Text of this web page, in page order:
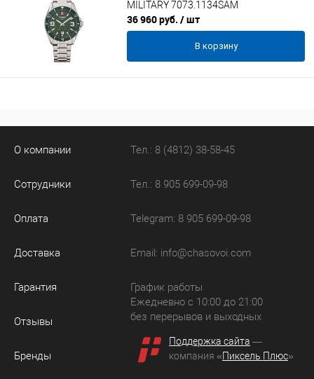
MILITARY 7073.1134SAM
36 960 руб. / шт
В корзину
О компании
Сотрудники
Оплата
Доставка
Гарантия
Отзывы
Бренды
Тел.: 8 (4812) 38-58-45
Тел.: 8 905 699-09-98
Telegram: 8 905 699-09-98
Email: info@chasovoi.com
График работы
Ежедневно с 10:00 до 21:00
без перерывов и выходных
Поддержка сайта —
компания «Пиксель Плюс»